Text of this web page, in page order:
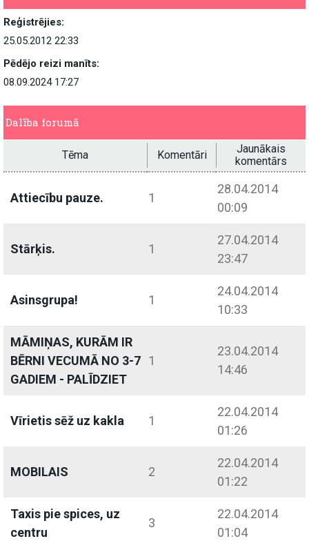
Reģistrējies:
25.05.2012 22:33
Pēdējo reizi manīts:
08.09.2024 17:27
Dalība forumā
Tēma Komentāri
Jaunākais
komentārs
Attiecību pauze. 1
28.04.2014
00:09
Stārķis. 1
27.04.2014
23:47
Asinsgrupa! 1
24.04.2014
10:33
MĀMIŅAS, KURĀM IR
BĒRNI VECUMĀ NO 3-7
GADIEM - PALĪDZIET
1
23.04.2014
14:46
Vīrietis sēž uz kakla 1
22.04.2014
01:26
MOBILAIS 2
22.04.2014
01:22
Taxis pie spices, uz
centru
3
22.04.2014
01:04